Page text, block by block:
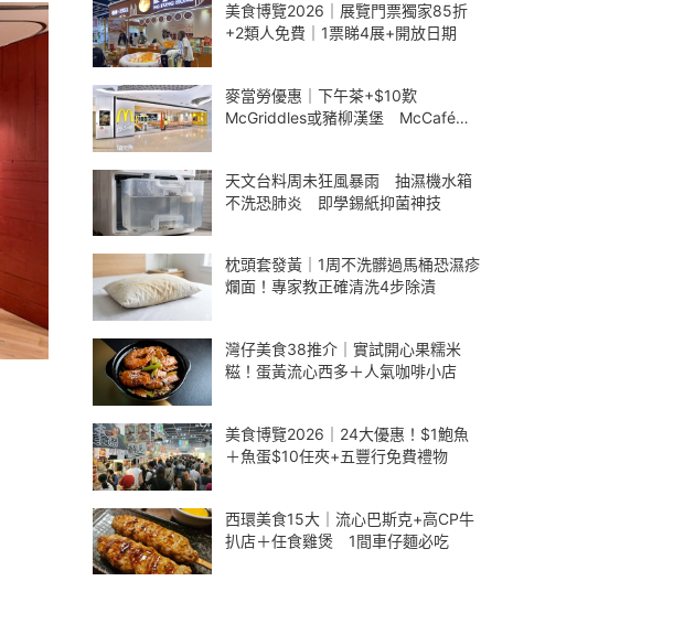
美食博覽2026｜展覽門票獨家85折
+2類人免費｜1票睇4展+開放日期
麥當勞優惠｜下午茶+$10歎
McGriddles或豬柳漢堡 McCafé包
天文台料周未狂風暴雨 抽濕機水箱
不洗恐肺炎 即學錫紙抑菌神技
枕頭套發黃｜1周不洗髒過馬桶恐濕疹
爛面！專家教正確清洗4步除漬
灣仔美食38推介｜實試開心果糯米
糍！蛋黃流心西多＋人氣咖啡小店
美食博覽2026｜24大優惠！$1鮑魚
＋魚蛋$10任夾+五豐行免費禮物
西環美食15大｜流心巴斯克+高CP牛
扒店＋任食雞煲 1間車仔麵必吃